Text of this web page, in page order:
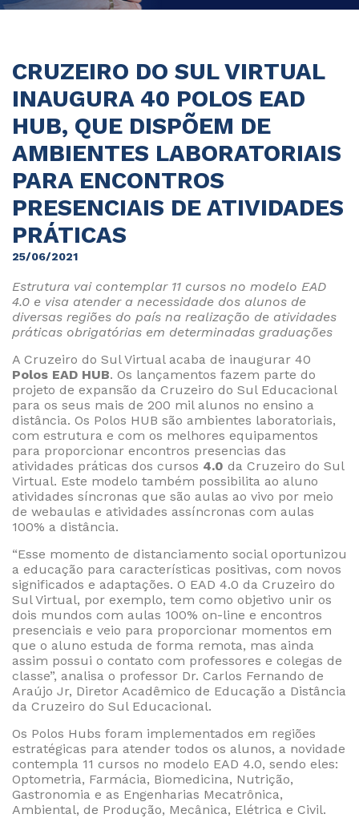
CRUZEIRO DO SUL VIRTUAL
INAUGURA 40 POLOS EAD
HUB, QUE DISPÕEM DE
AMBIENTES LABORATORIAIS
PARA ENCONTROS
PRESENCIAIS DE ATIVIDADES
PRÁTICAS
25/06/2021
Estrutura vai contemplar 11 cursos no modelo EAD
4.0 e visa atender a necessidade dos alunos de
diversas regiões do país na realização de atividades
práticas obrigatórias em determinadas graduações
A Cruzeiro do Sul Virtual acaba de inaugurar 40
Polos EAD HUB. Os lançamentos fazem parte do
projeto de expansão da Cruzeiro do Sul Educacional
para os seus mais de 200 mil alunos no ensino a
distância. Os Polos HUB são ambientes laboratoriais,
com estrutura e com os melhores equipamentos
para proporcionar encontros presencias das
atividades práticas dos cursos 4.0 da Cruzeiro do Sul
Virtual. Este modelo também possibilita ao aluno
atividades síncronas que são aulas ao vivo por meio
de webaulas e atividades assíncronas com aulas
100% a distância.
“Esse momento de distanciamento social oportunizou
a educação para características positivas, com novos
significados e adaptações. O EAD 4.0 da Cruzeiro do
Sul Virtual, por exemplo, tem como objetivo unir os
dois mundos com aulas 100% on-line e encontros
presenciais e veio para proporcionar momentos em
que o aluno estuda de forma remota, mas ainda
assim possui o contato com professores e colegas de
classe”, analisa o professor Dr. Carlos Fernando de
Araújo Jr, Diretor Acadêmico de Educação a Distância
da Cruzeiro do Sul Educacional.
Os Polos Hubs foram implementados em regiões
estratégicas para atender todos os alunos, a novidade
contempla 11 cursos no modelo EAD 4.0, sendo eles:
Optometria, Farmácia, Biomedicina, Nutrição,
Gastronomia e as Engenharias Mecatrônica,
Ambiental, de Produção, Mecânica, Elétrica e Civil.